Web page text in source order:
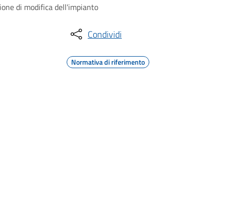
di modifica dell'impianto
Condividi
Normativa di riferimento